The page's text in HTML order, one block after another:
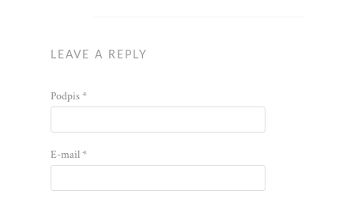
LEAVE A REPLY
Podpis*
E-mail*